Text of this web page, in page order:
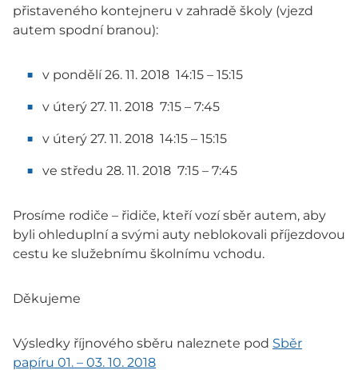
přistaveného kontejneru v zahradě školy (vjezd
autem spodní branou):
v pondělí 26. 11. 2018 14:15 – 15:15
v úterý 27. 11. 2018 7:15 – 7:45
v úterý 27. 11. 2018 14:15 – 15:15
ve středu 28. 11. 2018 7:15 – 7:45
Prosíme rodiče – řidiče, kteří vozí sběr autem, aby
byli ohleduplní a svými auty neblokovali příjezdovou
cestu ke služebnímu školnímu vchodu.
Děkujeme
Výsledky říjnového sběru naleznete pod Sběr
papíru 01. – 03. 10. 2018